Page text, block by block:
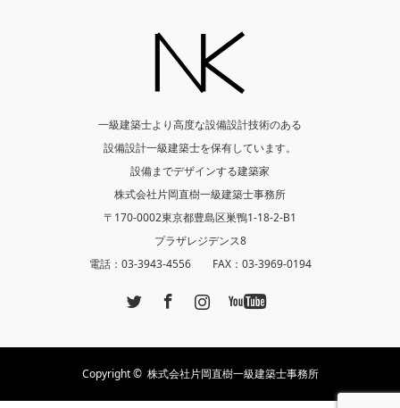
一級建築士より高度な設備設計技術のある
設備設計一級建築士を保有しています。
設備までデザインする建築家
株式会社片岡直樹一級建築士事務所
〒170-0002東京都豊島区巣鴨1-18-2-B1
プラザレジデンス8
電話：03-3943-4556 FAX：03-3969-0194
Copyright © 株式会社片岡直樹一級建築士事務所